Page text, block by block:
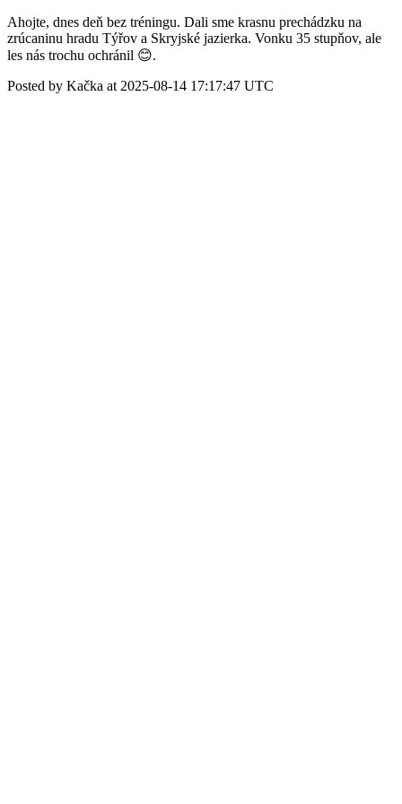
Ahojte, dnes deň bez tréningu. Dali sme krasnu prechádzku na
zrúcaninu hradu Týřov a Skryjské jazierka. Vonku 35 stupňov, ale
les nás trochu ochránil 😊.
Posted by Kačka at 2025-08-14 17:17:47 UTC